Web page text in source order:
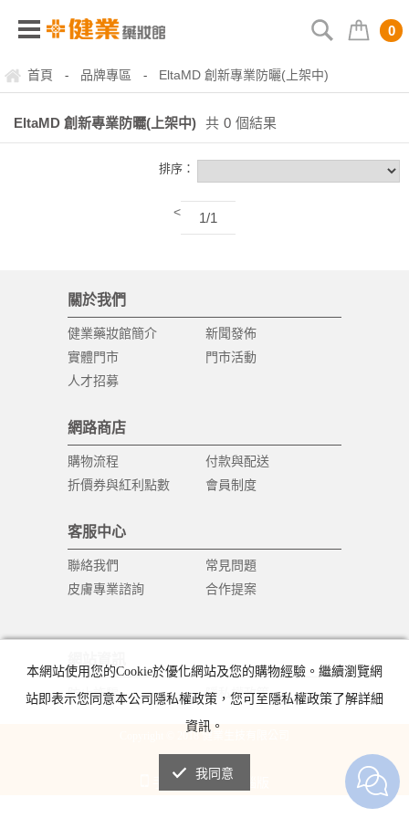
0
首頁 - 品牌專區 - EltaMD 創新專業防曬(上架中)
EltaMD 創新專業防曬(上架中) 共 0 個結果
排序：
< 1/1
關於我們
健業藥妝館簡介
新聞發佈
實體門市
門市活動
人才招募
網路商店
購物流程
付款與配送
折價券與紅利點數
會員制度
客服中心
聯絡我們
皮膚專業諮詢
常見問題
合作提案
防止詐騙 隱私權政策
Copyright © 2018 健業生技有限公司
手機版 | 電腦版
本網站使用您的Cookie於優化網站及您的購物經驗。繼續瀏覽網
站即表示您同意本公司隱私權政策，您可至隱私權政策了解詳細
資訊。
我同意